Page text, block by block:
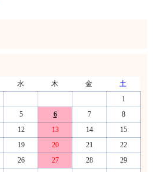
水 木 金
土
1
5 6 7
8
12 13 14
15
19 20 21
22
26 27 28
29